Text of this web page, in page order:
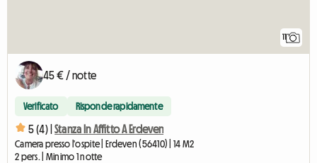
45 € / notte
Verificato Risponde rapidamente
5 (4) | Stanza In Affitto A Erdeven
Camera presso l'ospite | Erdeven (56410) | 14 M2
2 pers. | Minimo 1 notte